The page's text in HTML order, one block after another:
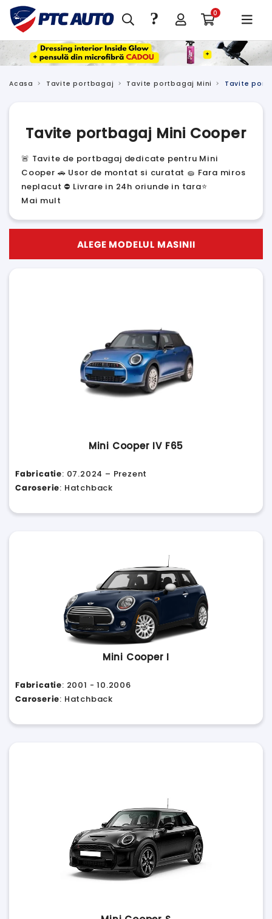
0
?
Acasa Tavite portbagaj Tavite portbagaj Mini Tavite
Tavite portbagaj Mini Cooper
🚨 Tavite de portbagaj dedicate pentru Mini
Cooper 🚗 Usor de montat si curatat 🧽 Fara miros
neplacut ⛔ Livrare in 24h oriunde in tara⭐
Mai mult
ALEGE MODELUL MASINII
Mini Cooper IV F65
Fabricatie: 07.2024 – Prezent
Caroserie: Hatchback
Mini Cooper I
Fabricatie: 2001 - 10.2006
Caroserie: Hatchback